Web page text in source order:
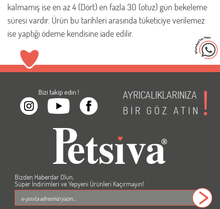
kalmamış ise en az 4 (Dört) en fazla 30 (otuz) gün bekeleme
süresi vardır. Ürün bu tarihleri arasında tüketiciye verilemez
ise yaptığı ödeme kendisine iade edilir.
Bizi takip edin !
AYRICALIKLARINIZA
BİR GÖZ ATIN
Bizden Haberdar Olun,
Süper İndirimleri ve Yepyeni Ürünleri Kaçırmayın!